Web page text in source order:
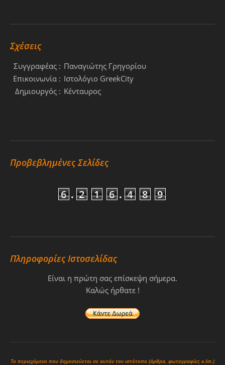
Σχέσεις
Συγγραφέας : Παναγιώτης Γρηγορίου
Επικοινωνία : Ιστολόγιο GreekCity
Δημιουργός : Κένταυρος
Προβεβλημένες Σελίδες
6 . 2 1 6 . 4 8 9
Πληροφορίες Ιστοσελίδας
Είναι η πρώτη σας επίσκεψη σήμερα.
Καλώς ήρθατε !
Το περιεχόμενο που δημοσιεύεται σε αυτόν τον ιστότοπο (άρθρα, φωτογραφίες κ.λπ.)